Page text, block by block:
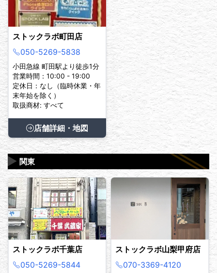
ストックラボ町田店
050-5269-5838
小田急線 町田駅より徒歩1分
営業時間：10:00 - 19:00
定休日：なし（臨時休業・年
末年始を除く）
取扱商材: すべて
店舗詳細・地図
関東
▶
ストックラボ千葉店
050-5269-5844
ストックラボ山梨甲府店
070-3369-4120